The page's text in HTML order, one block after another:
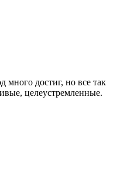
достиг, но все так
целеустремленные.